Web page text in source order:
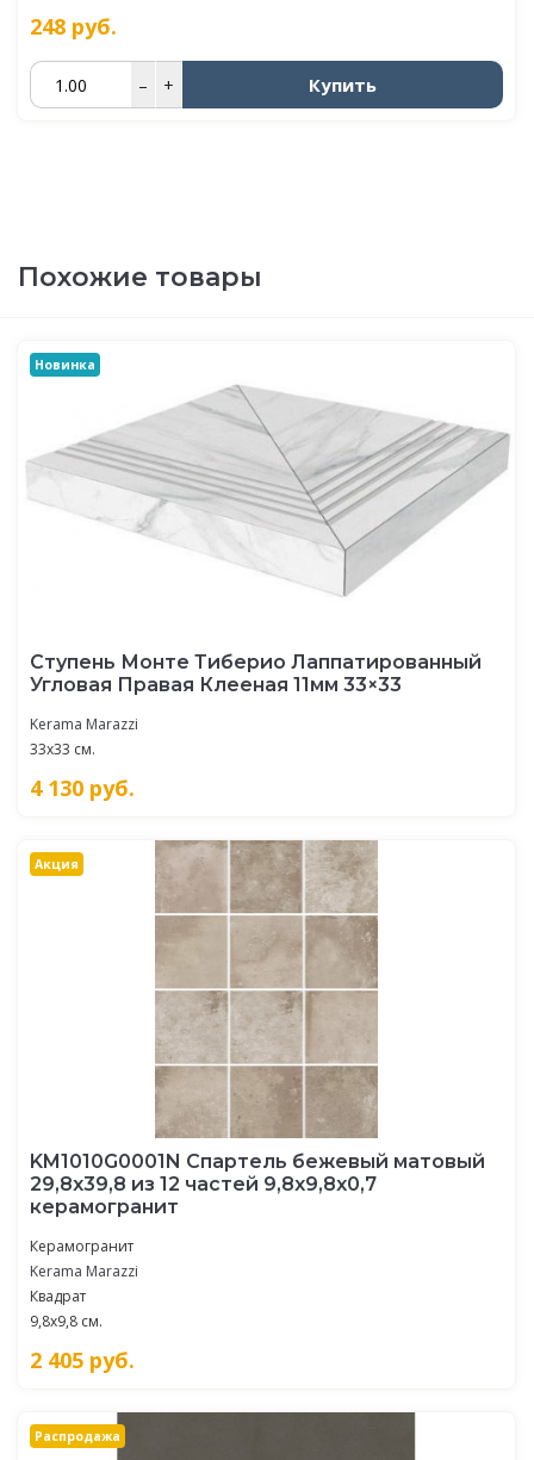
248 руб.
– + Купить
Похожие товары
Новинка
Ступень Монте Тиберио Лаппатированный
Угловая Правая Клееная 11мм 33×33
Kerama Marazzi
33x33 см.
4 130 руб.
Акция
KM1010G0001N Спартель бежевый матовый
29,8х39,8 из 12 частей 9,8x9,8x0,7
керамогранит
Керамогранит
Kerama Marazzi
Квадрат
9,8x9,8 см.
2 405 руб.
Распродажа